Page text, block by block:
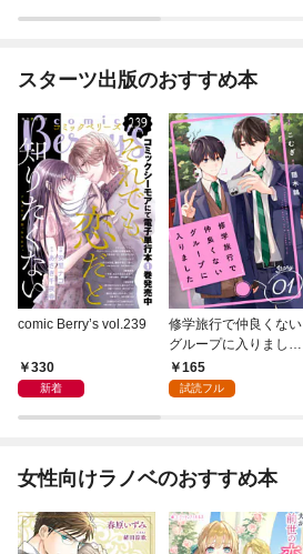
スターツ出版のおすすめ本
comic Berry’s vol.239
330
新着
修学旅行で仲良くない
グループに入りました
【単話版】1巻
165
試読フル
女性向けラノベのおすすめ本